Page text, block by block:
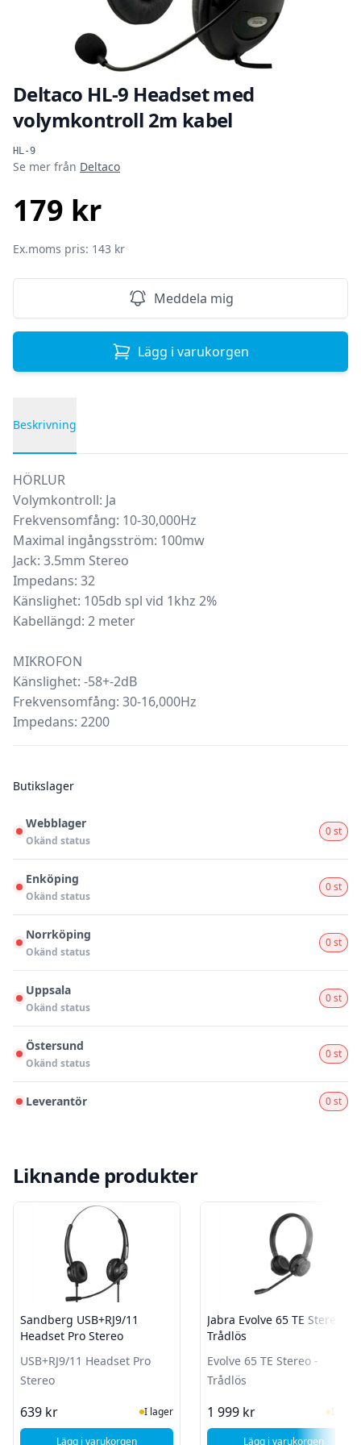
Deltaco HL-9 Headset med
volymkontroll 2m kabel
HL-9
Produktinformation
Se mer från Deltaco
179 kr
Ex.moms pris: 143 kr
Meddela mig
Lägg i varukorgen
Beskrivning
HÖRLUR
Volymkontroll: Ja
Frekvensomfång: 10-30,000Hz
Maximal ingångsström: 100mw
Jack: 3.5mm Stereo
Impedans: 32
Känslighet: 105db spl vid 1khz 2%
Kabellängd: 2 meter
MIKROFON
Känslighet: -58+-2dB
Frekvensomfång: 30-16,000Hz
Impedans: 2200
Butikslager
Webblager
Okänd status
0 st
Enköping
Okänd status
0 st
Norrköping
Okänd status
0 st
Uppsala
Okänd status
0 st
Östersund
Okänd status
0 st
Leverantör 0 st
Liknande produkter
Sandberg USB+RJ9/11
Headset Pro Stereo
USB+RJ9/11 Headset Pro
Stereo
639 kr I Lager
I lager
Lägg i varukorgen
Jabra Evolve 65 TE Stereo -
Trådlös
Evolve 65 TE Stereo -
Trådlös
1 999 kr I
Lägg i varukorgen